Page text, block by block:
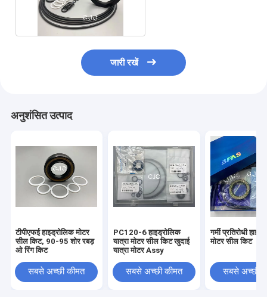
जारी रखें
अनुशंसित उत्पाद
टीपीएफई हाइड्रोलिक मोटर
सील किट, 90-95 शोर रबड़
ओ रिंग किट
सबसे अच्छी कीमत
PC120-6 हाइड्रोलिक
यात्रा मोटर सील किट खुदाई
यात्रा मोटर Assy
सबसे अच्छी कीमत
गर्मी प्रतिरोधी
मोटर सील किट
सबसे अच्छी